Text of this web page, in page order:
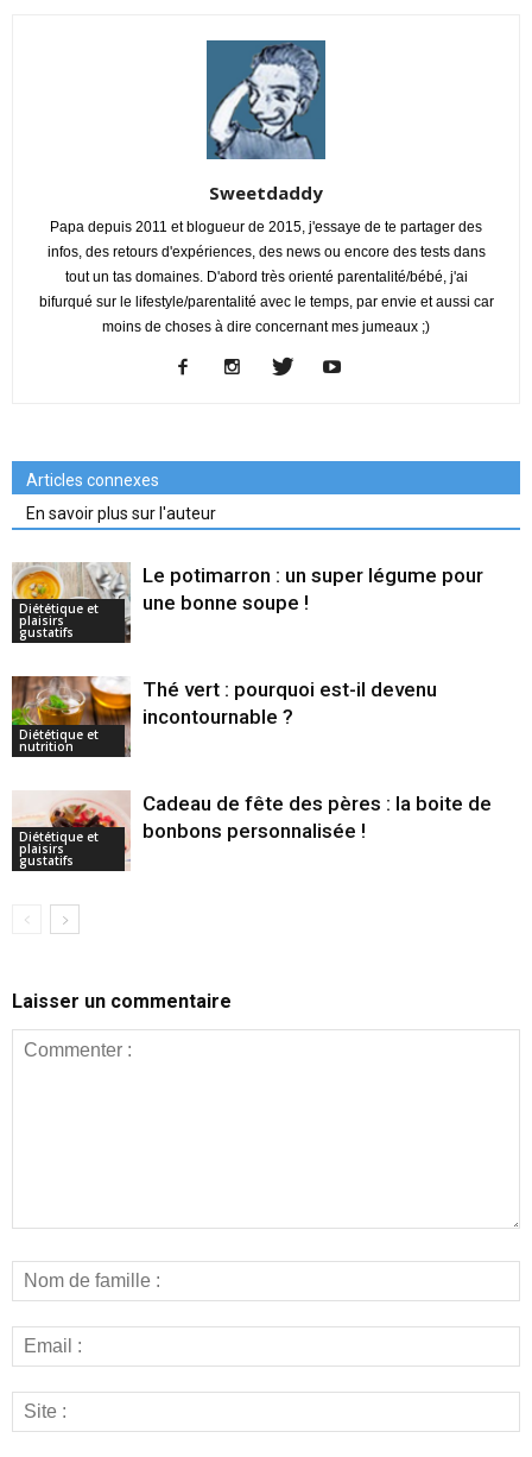
Sweetdaddy
Papa depuis 2011 et blogueur de 2015, j'essaye de te partager des
infos, des retours d'expériences, des news ou encore des tests dans
tout un tas domaines. D'abord très orienté parentalité/bébé, j'ai
bifurqué sur le lifestyle/parentalité avec le temps, par envie et aussi car
moins de choses à dire concernant mes jumeaux ;)
Articles connexes
En savoir plus sur l'auteur
Diététique et
plaisirs
gustatifs
Le potimarron : un super légume pour
une bonne soupe !
Diététique et
nutrition
Thé vert : pourquoi est-il devenu
incontournable ?
Diététique et
plaisirs
gustatifs
Cadeau de fête des pères : la boite de
bonbons personnalisée !
Laisser un commentaire